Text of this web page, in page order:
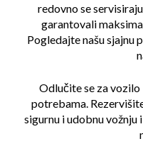
redovno se
garantovali
Pogledajte našu sjajnu
Odlučite se za
potrebama.
sigurnu i udobnu